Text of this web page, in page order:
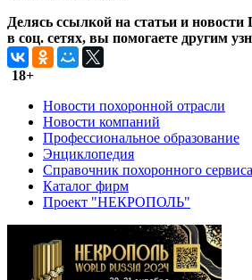
Делясь ссылкой на статьи и новости
в соц. сетях, вы помогаете другим
18+
Новости похоронной отрасли
Новости компаний
Профессиональное образование
Энциклопедия
Справочник похоронного сервиса
Каталог фирм
Проект "НЕКРОПОЛЬ"